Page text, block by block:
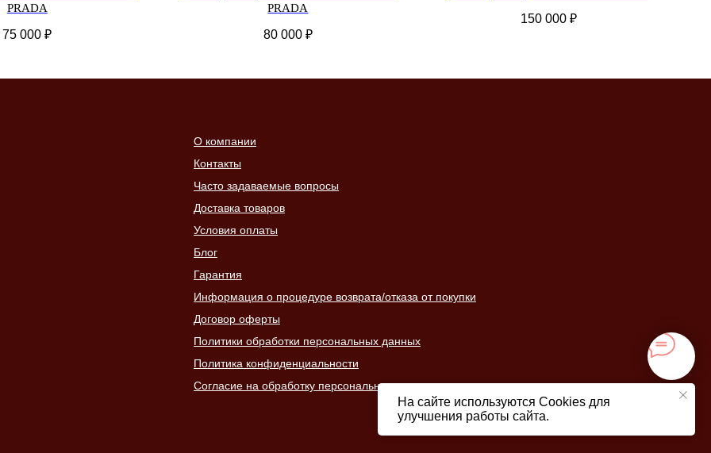
PRADA
75 000 ₽
PRADA
80 000 ₽
150 000 ₽
Контакты
Часто задаваемые вопросы
Доставка товаров
Условия оплаты
Гарантия
Блог
Политики обработки персональных данных
Согласие на обработку персональных данных
Политика конфиденциальности
Договор оферты
Информация о процедуре возврата/отказа от покупки
О компании
На сайте используются Cookies для
улучшения работы сайта.